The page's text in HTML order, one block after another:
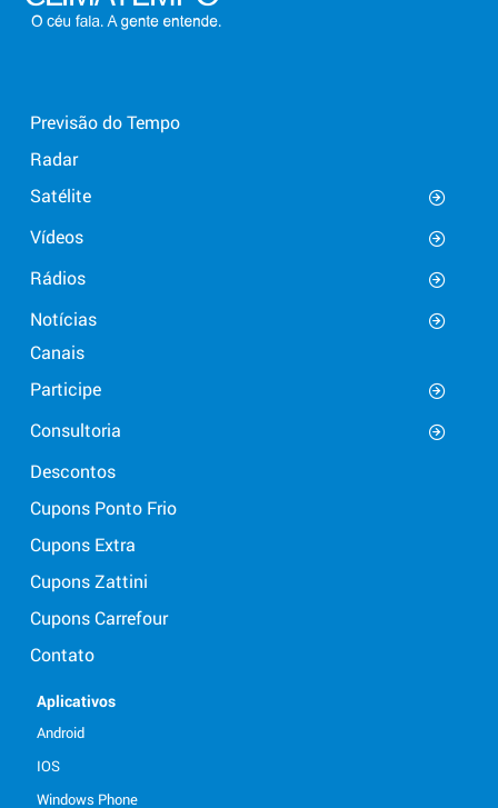
Previsão do Tempo
Radar
Satélite
Vídeos
Rádios
Notícias
Canais
Participe
Consultoria
Descontos
Cupons Ponto Frio
Cupons Extra
Cupons Zattini
Cupons Carrefour
Contato
Aplicativos
Android
IOS
Windows Phone